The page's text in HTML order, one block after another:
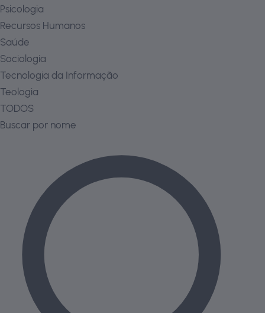
Psicologia
Recursos Humanos
Saúde
Sociologia
Tecnologia da Informação
Teologia
TODOS
Buscar por nome